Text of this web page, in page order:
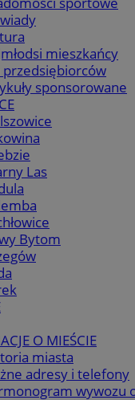
mieszkańcy
przedsiębiorców
sponsorowane
Las
Bytom
O MIEŚCIE
miasta
adresy i telefony
wywozu